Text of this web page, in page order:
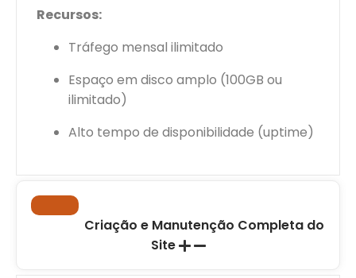
Recursos:
Tráfego mensal ilimitado
Espaço em disco amplo (100GB ou
ilimitado)
Alto tempo de disponibilidade (uptime)
Criação e Manutenção Completa do
Site